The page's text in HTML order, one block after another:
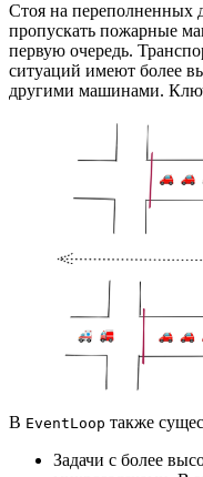
Стоя на переполненных
пропускать пожарные
первую очередь.
ситуаций имеют более
другими машинами.
В EventLoop также
Задачи с более